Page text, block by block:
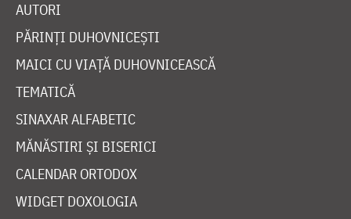
AUTORI
PĂRINȚI DUHOVNICEȘTI
MAICI CU VIAȚĂ DUHOVNICEASCĂ
TEMATICĂ
SINAXAR ALFABETIC
MĂNĂSTIRI ȘI BISERICI
CALENDAR ORTODOX
WIDGET DOXOLOGIA